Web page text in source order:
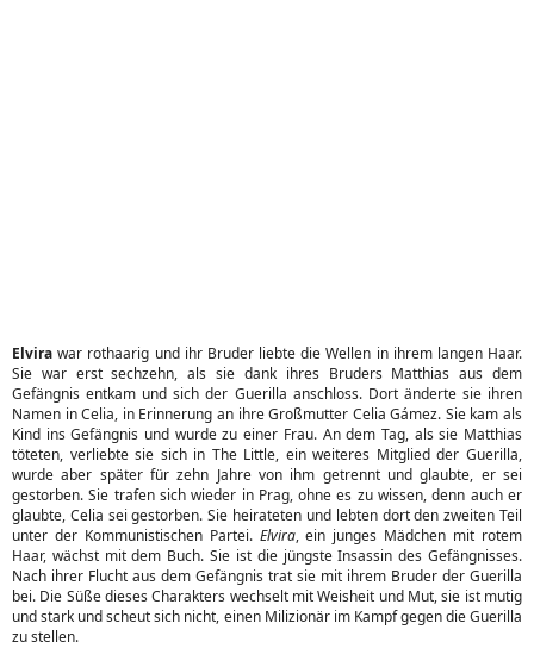
Elvira war rothaarig und ihr Bruder liebte die Wellen in ihrem langen Haar.
Sie war erst sechzehn, als sie dank ihres Bruders Matthias aus dem
Gefängnis entkam und sich der Guerilla anschloss. Dort änderte sie ihren
Namen in Celia, in Erinnerung an ihre Großmutter Celia Gámez. Sie kam als
Kind ins Gefängnis und wurde zu einer Frau. An dem Tag, als sie Matthias
töteten, verliebte sie sich in The Little, ein weiteres Mitglied der Guerilla,
wurde aber später für zehn Jahre von ihm getrennt und glaubte, er sei
gestorben. Sie trafen sich wieder in Prag, ohne es zu wissen, denn auch er
glaubte, Celia sei gestorben. Sie heirateten und lebten dort den zweiten Teil
unter der Kommunistischen Partei. Elvira, ein junges Mädchen mit rotem
Haar, wächst mit dem Buch. Sie ist die jüngste Insassin des Gefängnisses.
Nach ihrer Flucht aus dem Gefängnis trat sie mit ihrem Bruder der Guerilla
bei. Die Süße dieses Charakters wechselt mit Weisheit und Mut, sie ist mutig
und stark und scheut sich nicht, einen Milizionär im Kampf gegen die Guerilla
zu stellen.